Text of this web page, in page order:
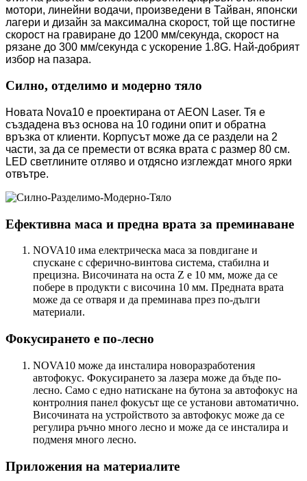
мотори, линейни водачи, произведени в Тайван, японски
лагери и дизайн за максимална скорост, той ще постигне
скорост на гравиране до 1200 мм/секунда, скорост на
рязане до 300 мм/секунда с ускорение 1.8G. Най-добрият
избор на пазара.
Силно, отделимо и модерно тяло
Новата Nova10 е проектирана от AEON Laser. Тя е
създадена въз основа на 10 години опит и обратна
връзка от клиенти. Корпусът може да се раздели на 2
части, за да се премести от всяка врата с размер 80 см.
LED светлините отляво и отдясно изглеждат много ярки
отвътре.
Ефективна маса и предна врата за преминаване
NOVA10 има електрическа маса за повдигане и
спускане с сферично-винтова система, стабилна и
прецизна. Височината на оста Z е 10 мм, може да се
побере в продукти с височина 10 мм. Предната врата
може да се отваря и да преминава през по-дълги
материали.
Фокусирането е по-лесно
NOVA10 може да инсталира новоразработения
автофокус. Фокусирането за лазера може да бъде по-
лесно. Само с едно натискане на бутона за автофокус на
контролния панел фокусът ще се установи автоматично.
Височината на устройството за автофокус може да се
регулира ръчно много лесно и може да се инсталира и
подменя много лесно.
Приложения на материалите